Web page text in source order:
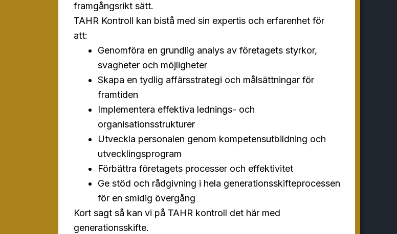
framgångsrikt sätt.
TAHR Kontroll kan bistå med sin expertis och erfarenhet för
att:
Genomföra en grundlig analys av företagets styrkor,
svagheter och möjligheter
Skapa en tydlig affärsstrategi och målsättningar för
framtiden
Implementera effektiva lednings- och
organisationsstrukturer
Utveckla personalen genom kompetensutbildning och
utvecklingsprogram
Förbättra företagets processer och effektivitet
Ge stöd och rådgivning i hela generationsskifteprocessen
för en smidig övergång
Kort sagt så kan vi på TAHR kontroll det här med
generationsskifte.